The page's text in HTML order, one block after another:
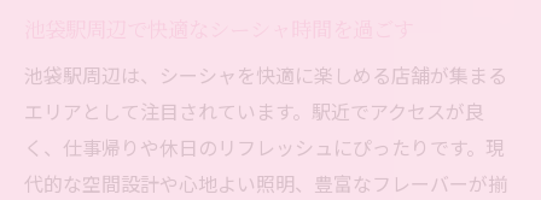
池袋駅周辺は、シーシャを快適に楽しめる店舗が集まる
エリアとして注目されています。駅近でアクセスが良
く、仕事帰りや休日のリフレッシュにぴったりです。現
代的な空間設計や心地よい照明、豊富なフレーバーが揃